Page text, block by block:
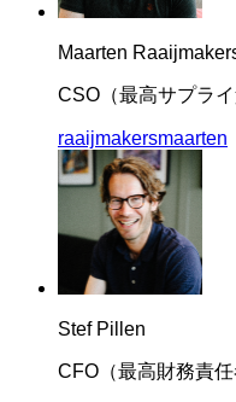
Maarten
CSO（最高サプライ
raaijmakersmaarten
Stef Pillen
CFO（最高財務責任